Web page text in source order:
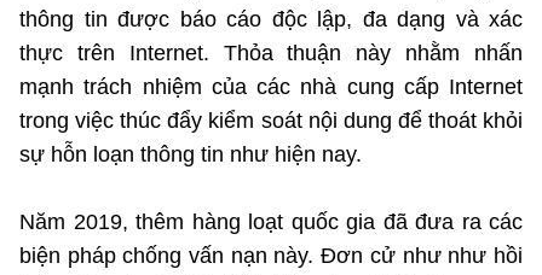
thông tin được báo cáo độc lập, đa dạng và xác
thực trên Internet. Thỏa thuận này nhằm nhấn
mạnh trách nhiệm của các nhà cung cấp Internet
trong việc thúc đẩy kiểm soát nội dung để thoát khỏi
sự hỗn loạn thông tin như hiện nay.
Năm 2019, thêm hàng loạt quốc gia đã đưa ra các
biện pháp chống vấn nạn này. Đơn cử như như hồi